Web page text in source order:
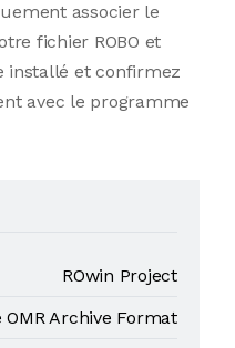
associer le
fichier ROBO et
installé et confirmez
avec le programme
ROwin Project
OMR Archive Format